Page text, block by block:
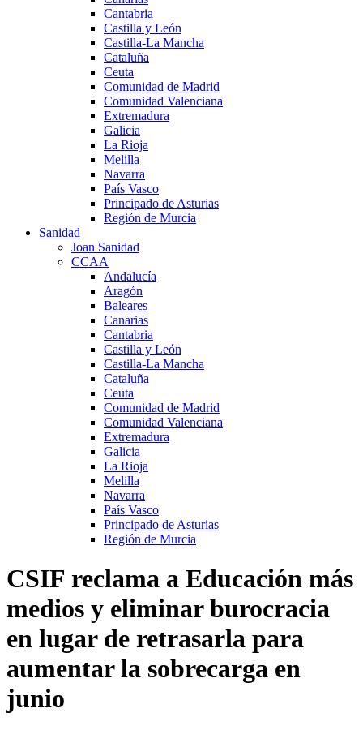
Cantabria
Castilla y León
Castilla-La Mancha
Cataluña
Ceuta
Comunidad de Madrid
Comunidad Valenciana
Extremadura
Galicia
La Rioja
Melilla
Navarra
País Vasco
Principado de Asturias
Región de Murcia
Sanidad
Joan Sanidad
CCAA
Andalucía
Aragón
Baleares
Canarias
Cantabria
Castilla y León
Castilla-La Mancha
Cataluña
Ceuta
Comunidad de Madrid
Comunidad Valenciana
Extremadura
Galicia
La Rioja
Melilla
Navarra
País Vasco
Principado de Asturias
Región de Murcia
CSIF reclama a Educación más
medios y eliminar burocracia
en lugar de retrasarla para
aumentar la sobrecarga en
junio